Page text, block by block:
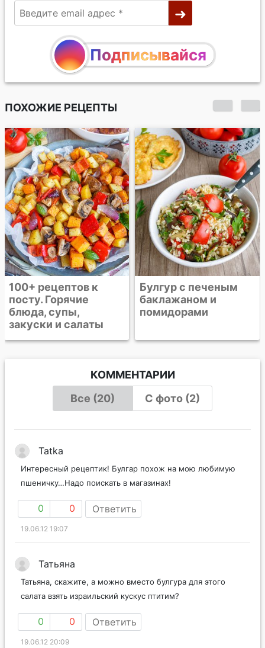
Подписывайся
ПОХОЖИЕ РЕЦЕПТЫ
Булгур с печеным
баклажаном и
помидорами
Салат из булгура с
фетой и кедровыми
орешками
КОММЕНТАРИИ
Все (20)
С фото (2)
Tatka
Интересный рецептик! Булгар похож на мою любимую
пшеничку…Надо поискать в магазинах!
0 0 Ответить
19.06.12 19:07
Татьяна
Татьяна, скажите, а можно вместо булгура для этого
салата взять израильский кускус птитим?
0 0 Ответить
19.06.12 20:09